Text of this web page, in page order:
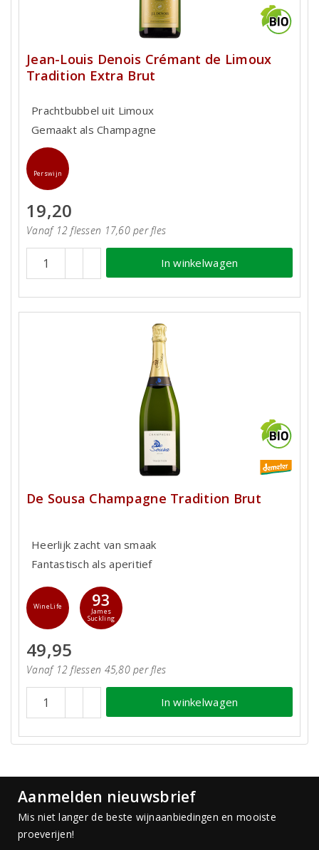
Jean-Louis Denois Crémant de Limoux
Tradition Extra Brut
Prachtbubbel uit Limoux
Gemaakt als Champagne
Perswijn
19,20
Vanaf 12 flessen 17,60 per fles
In winkelwagen
De Sousa Champagne Tradition Brut
Heerlijk zacht van smaak
Fantastisch als aperitief
WineLife 93
James
Suckling
49,95
Vanaf 12 flessen 45,80 per fles
In winkelwagen
Aanmelden nieuwsbrief
Mis niet langer de beste wijnaanbiedingen en mooiste
proeverijen!